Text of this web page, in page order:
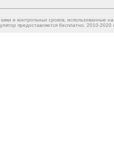
и контрольных сроков, использованные
предоставляется бесплатно. 2010-2020